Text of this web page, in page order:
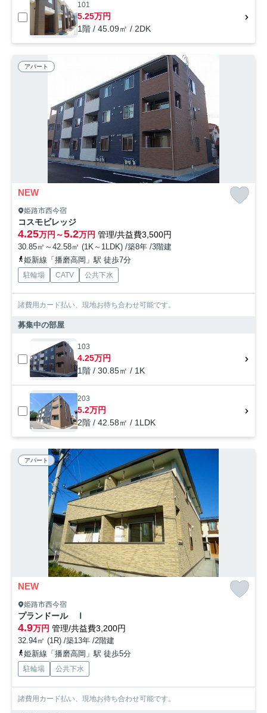
101
5.25万円
1階 / 45.09㎡ / 2DK
アパート
NEW
姫路市西今宿
コスモビレッジ
4.25万円～5.2万円 管理/共益費3,500円
30.85㎡～42.58㎡ (1K～1LDK) /築8年 /3階建
姫新線「播磨高岡」駅 徒歩7分
駐輪場 CATV 公共下水
諸費用カード払い、現地お待ち合わせ可能です。
募集中の部屋
103
4.25万円
1階 / 30.85㎡ / 1K
203
5.2万円
2階 / 42.58㎡ / 1LDK
アパート
NEW
姫路市西今宿
プランドール Ⅰ
4.9万円 管理/共益費3,200円
32.94㎡ (1R) /築13年 /2階建
姫新線「播磨高岡」駅 徒歩5分
駐輪場 公共下水
諸費用カード払い、現地お待ち合わせ可能です。